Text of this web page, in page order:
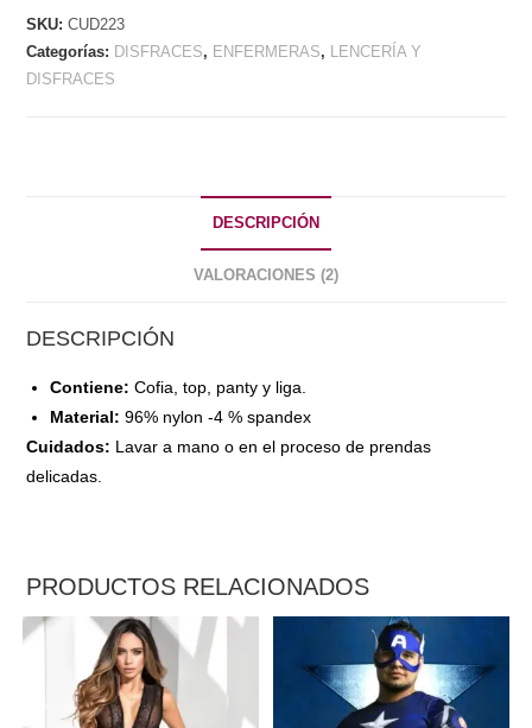
SKU:CUD223
Categorías: DISFRACES, ENFERMERAS, LENCERÍA Y
DISFRACES
DESCRIPCIÓN
VALORACIONES (2)
DESCRIPCIÓN
Contiene: Cofia, top, panty y liga.
Material: 96% nylon -4 % spandex
Cuidados: Lavar a mano o en el proceso de prendas
delicadas.
PRODUCTOS RELACIONADOS